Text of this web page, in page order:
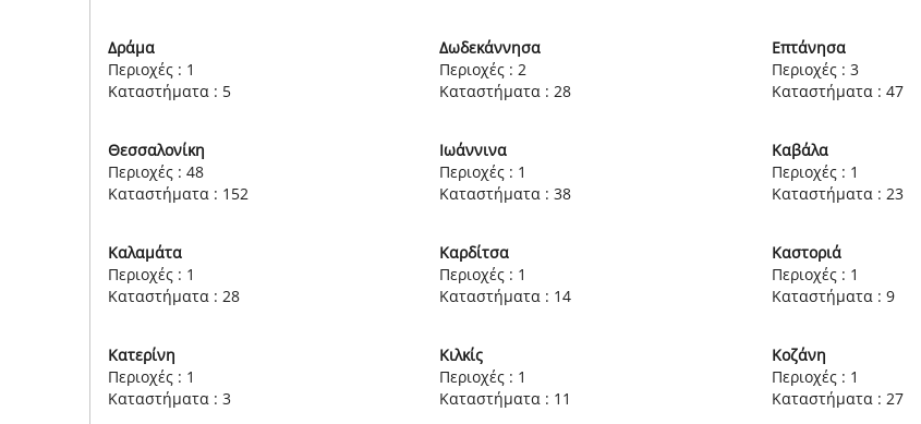
Δράμα
Περιοχές : 1
Καταστήματα : 5
Δωδεκάννησα
Περιοχές : 2
Καταστήματα : 28
Επτάνησα
Περιοχές : 3
Καταστήματα : 47
Θεσσαλονίκη
Περιοχές : 48
Καταστήματα : 152
Ιωάννινα
Περιοχές : 1
Καταστήματα : 38
Καβάλα
Περιοχές : 1
Καταστήματα : 23
Καλαμάτα
Περιοχές : 1
Καταστήματα : 28
Καρδίτσα
Περιοχές : 1
Καταστήματα : 14
Καστοριά
Περιοχές : 1
Καταστήματα : 9
Κατερίνη
Περιοχές : 1
Καταστήματα : 3
Κιλκίς
Περιοχές : 1
Καταστήματα : 11
Κοζάνη
Περιοχές : 1
Καταστήματα : 27